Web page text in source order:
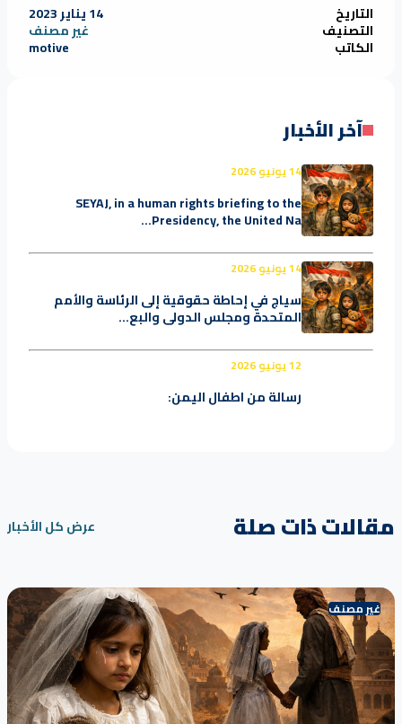
التاريخ 14 يناير 2023
التصنيف غير مصنف
الكاتب motive
آخر الأخبار
14 يونيو 2026
SEYAJ, in a human rights briefing to the
Presidency, the United Na...
14 يونيو 2026
سياج في إحاطة حقوقية إلى الرئاسة والأمم
المتحدة ومجلس الدولي والبع...
12 يونيو 2026
رسالة من اطفال اليمن:
مقالات ذات صلة عرض كل الأخبار
غير مصنف